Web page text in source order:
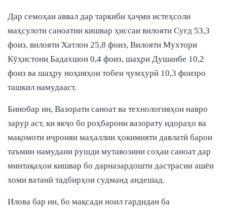
Дар семоҳаи аввал дар таркиби ҳаҷми истеҳсоли
маҳсулоти саноатии кишвар ҳиссаи вилояти Суғд 53,3
фоиз, вилояти Хатлон 25,8 фоиз, Вилояти Мухтори
Кӯҳистони Бадахшон 0,4 фоиз, шаҳри Душанбе 10,2
фоиз ва шаҳру ноҳияҳои тобеи ҷумҳурӣ 10,3 фоизро
ташкил намудааст.
Бинобар ин, Вазорати саноат ва технологияҳои навро
зарур аст, ки якҷо бо роҳбарони вазорату идораҳо ва
мақомоти иҷроияи маҳаллии ҳокимияти давлатӣ барои
таъмин намудани рушди мутавозини соҳаи саноат дар
минтақаҳои кишвар бо дарназардошти дастрасии ашёи
хоми ватанӣ тадбирҳои судманд андешад.
Илова бар ин, бо мақсади ноил гардидан ба